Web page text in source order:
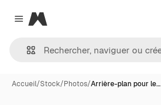
Close menu
Magnific
Accueil/Stock/Photos/Arrière-plan pour le…